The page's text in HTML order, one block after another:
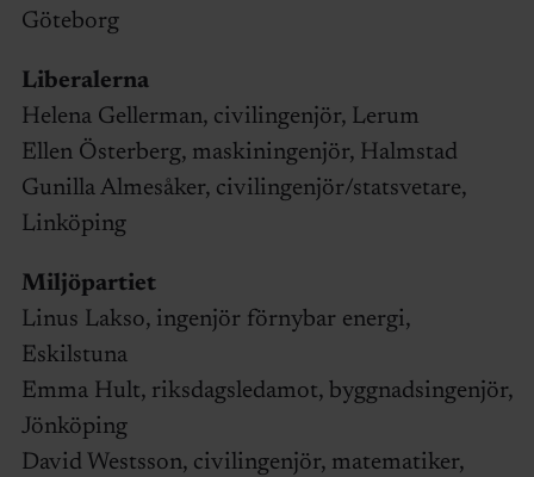
Göteborg
Liberalerna
Helena Gellerman, civilingenjör, Lerum
Ellen Österberg, maskiningenjör, Halmstad
Gunilla Almesåker, civilingenjör/statsvetare,
Linköping
Miljöpartiet
Linus Lakso, ingenjör förnybar energi,
Eskilstuna
Emma Hult, riksdagsledamot, byggnadsingenjör,
Jönköping
David Westsson, civilingenjör, matematiker,